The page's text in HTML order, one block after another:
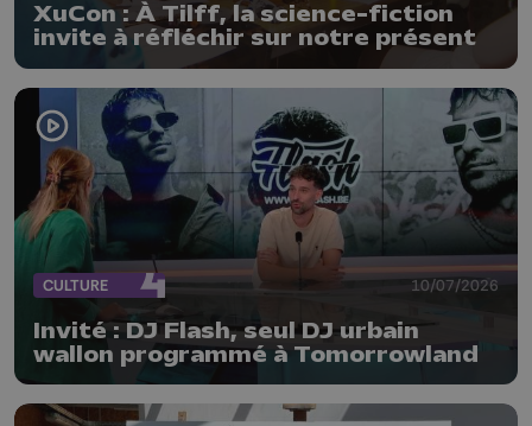
XuCon : À Tilff, la science-fiction
invite à réfléchir sur notre présent
CULTURE 10/07/2026
Invité : DJ Flash, seul DJ urbain
wallon programmé à Tomorrowland